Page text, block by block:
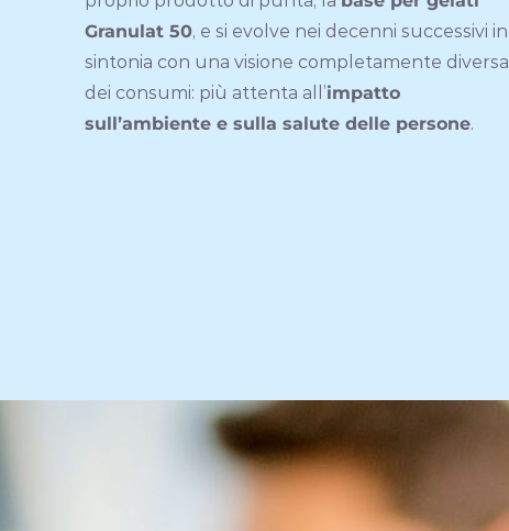
Granulat 50, e si evolve nei decenni successivi in
sintonia con una visione completamente diversa
dei consumi: più attenta all’impatto
sull’ambiente e sulla salute delle persone.